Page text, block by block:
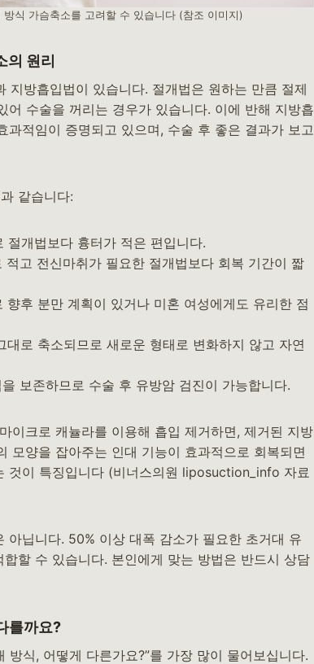
식 가슴축소를 고려할 수 있습니다 (참조 이미지)
원리
방흡입법이 있습니다. 절개법은 원하는 만큼 절제
수술을 꺼리는 경우가 있습니다. 이에 반해 지방흡
적임이 증명되고 있으며, 수술 후 좋은 결과가 보고
같습니다:
개법보다 흉터가 적은 편입니다.
고 전신마취가 필요한 절개법보다 회복 기간이 짧
후 분만 계획이 있거나 미혼 여성에게도 유리한 점
로 축소되므로 새로운 형태로 변화하지 않고 자연
보존하므로 수술 후 유방암 검진이 가능합니다.
이크로 캐뉼라를 이용해 흡입 제거하면, 제거된 지방
모양을 잡아주는 인대 기능이 효과적으로 회복되면
것이 특징입니다 (비너스의원 liposuction_info 자료
닙니다. 50% 이상 대폭 감소가 필요한 초거대 유
할 수 있습니다. 본인에게 맞는 방법은 반드시 상담
를까요?
식, 어떻게 다른가요?”를 가장 많이 물어보십니다.